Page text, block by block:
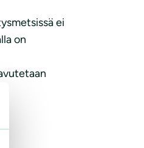
ei
on